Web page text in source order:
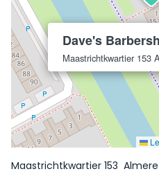
Dave's
Maastrichtkwartier 153
Maastrichtkwartier 153 Almere